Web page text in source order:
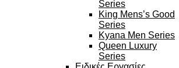
Series
King Mens’s Good
Series
Kyana Men Series
Queen Luxury
Series